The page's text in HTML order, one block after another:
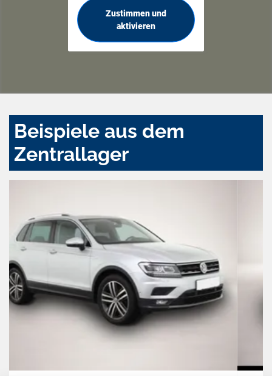
Zustimmen und
aktivieren
Beispiele aus dem
Zentrallager